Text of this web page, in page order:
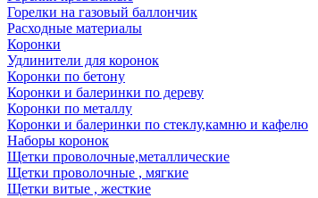
Горелки на газовый баллончик
Расходные материалы
Коронки
Удлинители для коронок
Коронки по бетону
Коронки и балеринки по дереву
Коронки по металлу
Коронки и балеринки по стеклу,камню и кафелю
Наборы коронок
Щетки проволочные,металлические
Щетки проволочные , мягкие
Щетки витые , жесткие